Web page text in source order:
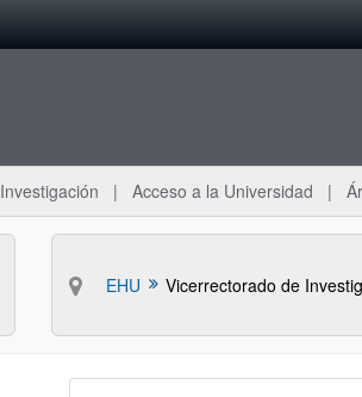
Investigación Acceso a la Universidad
EHU Vicerrectorado de